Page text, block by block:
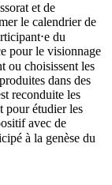
et de
le calendrier de
du
pour le visionnage
ou choisissent les
dans des
reconduite les
pour étudier les
avec de
à la genèse du